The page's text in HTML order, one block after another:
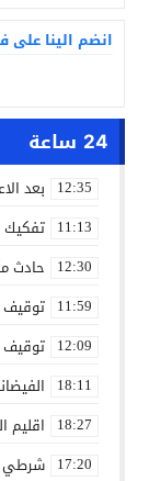
انضم الينا
24 ساعة
12:35 بعد
11:13 تفكيك
12:30 حادث
11:59 توقيف
12:09
18:11
18:27 اقليم
17:20 شرطي